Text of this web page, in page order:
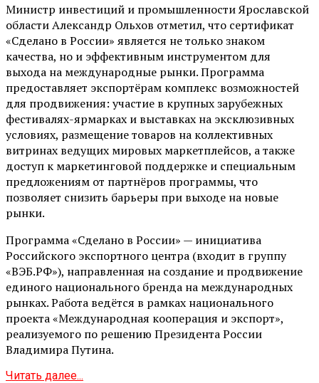
Министр инвестиций и промышленности Ярославской
области Александр Ольхов отметил, что сертификат
«Сделано в России» является не только знаком
качества, но и эффективным инструментом для
выхода на международные рынки. Программа
предоставляет экспортёрам комплекс возможностей
для продвижения: участие в крупных зарубежных
фестивалях-ярмарках и выставках на эксклюзивных
условиях, размещение товаров на коллективных
витринах ведущих мировых маркетплейсов, а также
доступ к маркетинговой поддержке и специальным
предложениям от партнёров программы, что
позволяет снизить барьеры при выходе на новые
рынки.
Программа «Сделано в России» — инициатива
Российского экспортного центра (входит в группу
«ВЭБ.РФ»), направленная на создание и продвижение
единого национального бренда на международных
рынках. Работа ведётся в рамках национального
проекта «Международная кооперация и экспорт»,
реализуемого по решению Президента России
Владимира Путина.
Читать далее...